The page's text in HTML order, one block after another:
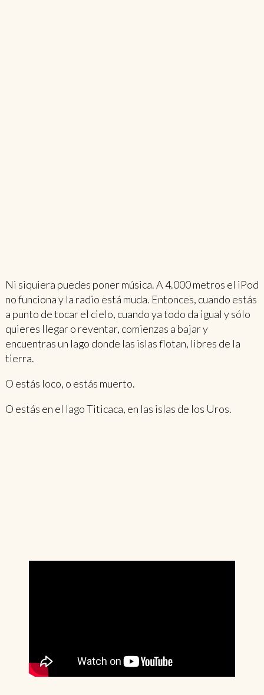
Ni siquiera puedes poner música. A 4.000 metros el iPod
no funciona y la radio está muda. Entonces, cuando estás
a punto de tocar el cielo, cuando ya todo da igual y sólo
quieres llegar o reventar, comienzas a bajar y
encuentras un lago donde las islas flotan, libres de la
tierra.
O estás loco, o estás muerto.
O estás en el lago Titicaca, en las islas de los Uros.